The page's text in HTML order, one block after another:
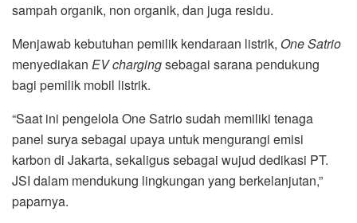
sampah organik, non organik, dan juga residu.
Menjawab kebutuhan pemilik kendaraan listrik, One Satrio
menyediakan EV chargingsebagai sarana pendukung
bagi pemilik mobil listrik.
“Saat ini pengelola One Satrio sudah memiliki tenaga
panel surya sebagai upaya untuk mengurangi emisi
karbon di Jakarta, sekaligus sebagai wujud dedikasi PT.
JSI dalam mendukung lingkungan yang berkelanjutan,”
paparnya.